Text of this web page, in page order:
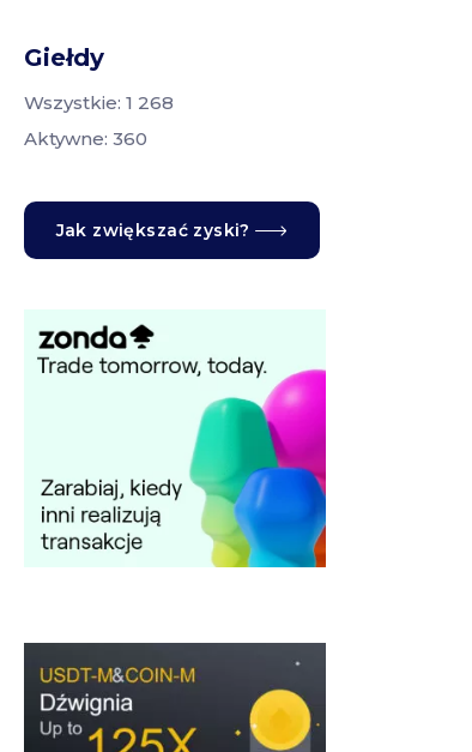
Giełdy
Wszystkie: 1 268
Aktywne: 360
Jak zwiększać zyski?